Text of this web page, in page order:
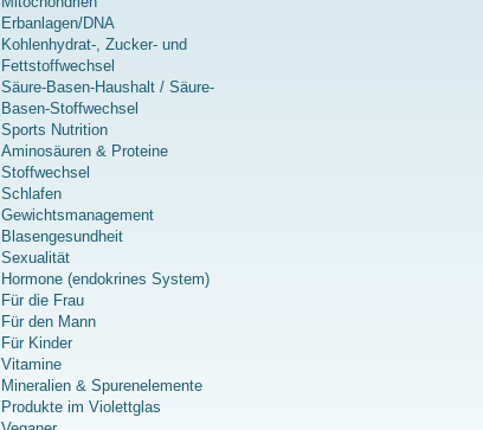
Erbanlagen/DNA
Kohlenhydrat-, Zucker- und
Fettstoffwechsel
Säure-Basen-Haushalt / Säure-
Basen-Stoffwechsel
Sports Nutrition
Aminosäuren & Proteine
Stoffwechsel
Schlafen
Gewichtsmanagement
Blasengesundheit
Sexualität
Hormone (endokrines System)
Für die Frau
Für den Mann
Für Kinder
Vitamine
Mineralien & Spurenelemente
Produkte im Violettglas